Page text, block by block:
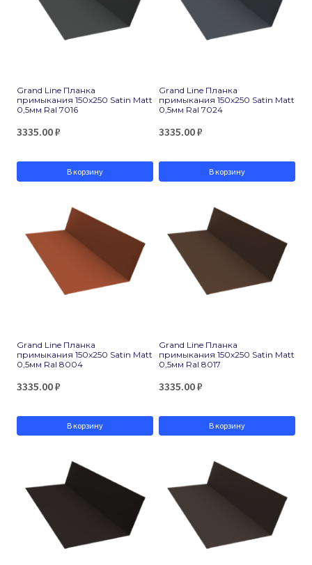
Grand Line Планка
примыкания 150х250 Satin Matt
0,5мм Ral 7016
3335.00₽
В корзину
Grand Line Планка
примыкания 150х250 Satin Matt
0,5мм Ral 7024
3335.00₽
В корзину
Grand Line Планка
примыкания 150х250 Satin Matt
0,5мм Ral 8004
3335.00₽
В корзину
Grand Line Планка
примыкания 150х250 Satin Matt
0,5мм Ral 8017
3335.00₽
В корзину